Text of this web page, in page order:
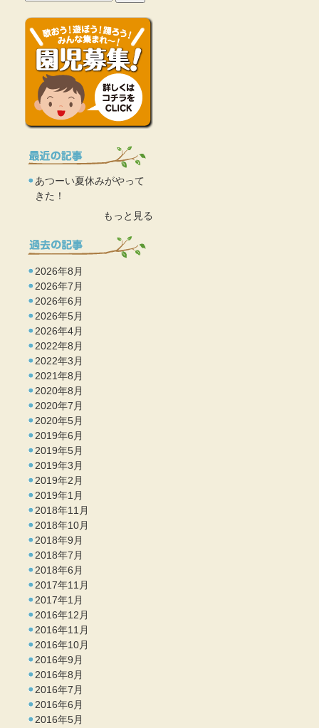
あつーい夏休みがやって
きた！
もっと見る
2026年8月
2026年7月
2026年6月
2026年5月
2026年4月
2022年8月
2022年3月
2021年8月
2020年8月
2020年7月
2020年5月
2019年6月
2019年5月
2019年3月
2019年2月
2019年1月
2018年11月
2018年10月
2018年9月
2018年7月
2018年6月
2017年11月
2017年1月
2016年12月
2016年11月
2016年10月
2016年9月
2016年8月
2016年7月
2016年6月
2016年5月